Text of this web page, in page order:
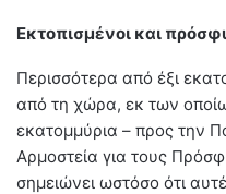
Εκτοπισμένοι και
Περισσότερα από έξι
από τη χώρα, εκ των
εκατομμύρια – προς την
Αρμοστεία για τους
σημειώνει ωστόσο ότι